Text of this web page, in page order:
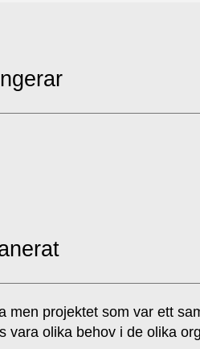
projektet som var ett
olika behov i de olika